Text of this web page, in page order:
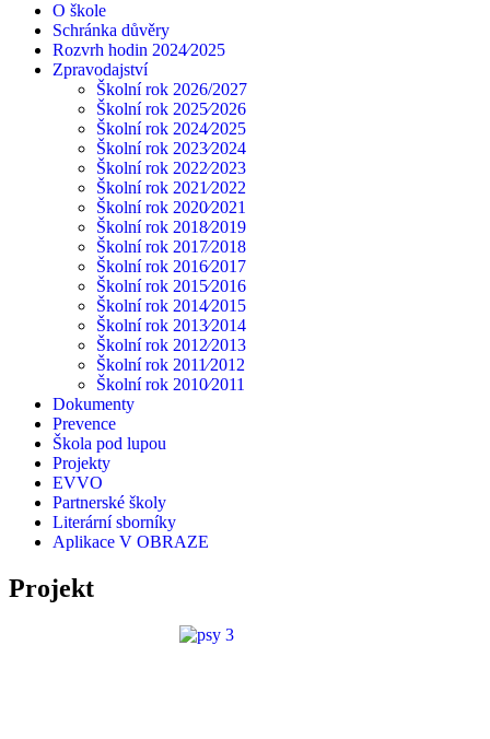
O škole
Schránka důvěry
Rozvrh hodin 2024⁄2025
Zpravodajství
Školní rok 2026/2027
Školní rok 2025⁄2026
Školní rok 2024⁄2025
Školní rok 2023⁄2024
Školní rok 2022⁄2023
Školní rok 2021⁄2022
Školní rok 2020⁄2021
Školní rok 2018⁄2019
Školní rok 2017⁄2018
Školní rok 2016⁄2017
Školní rok 2015⁄2016
Školní rok 2014⁄2015
Školní rok 2013⁄2014
Školní rok 2012⁄2013
Školní rok 2011⁄2012
Školní rok 2010⁄2011
Dokumenty
Prevence
Škola pod lupou
Projekty
EVVO
Partnerské školy
Literární sborníky
Aplikace V OBRAZE
Projekt